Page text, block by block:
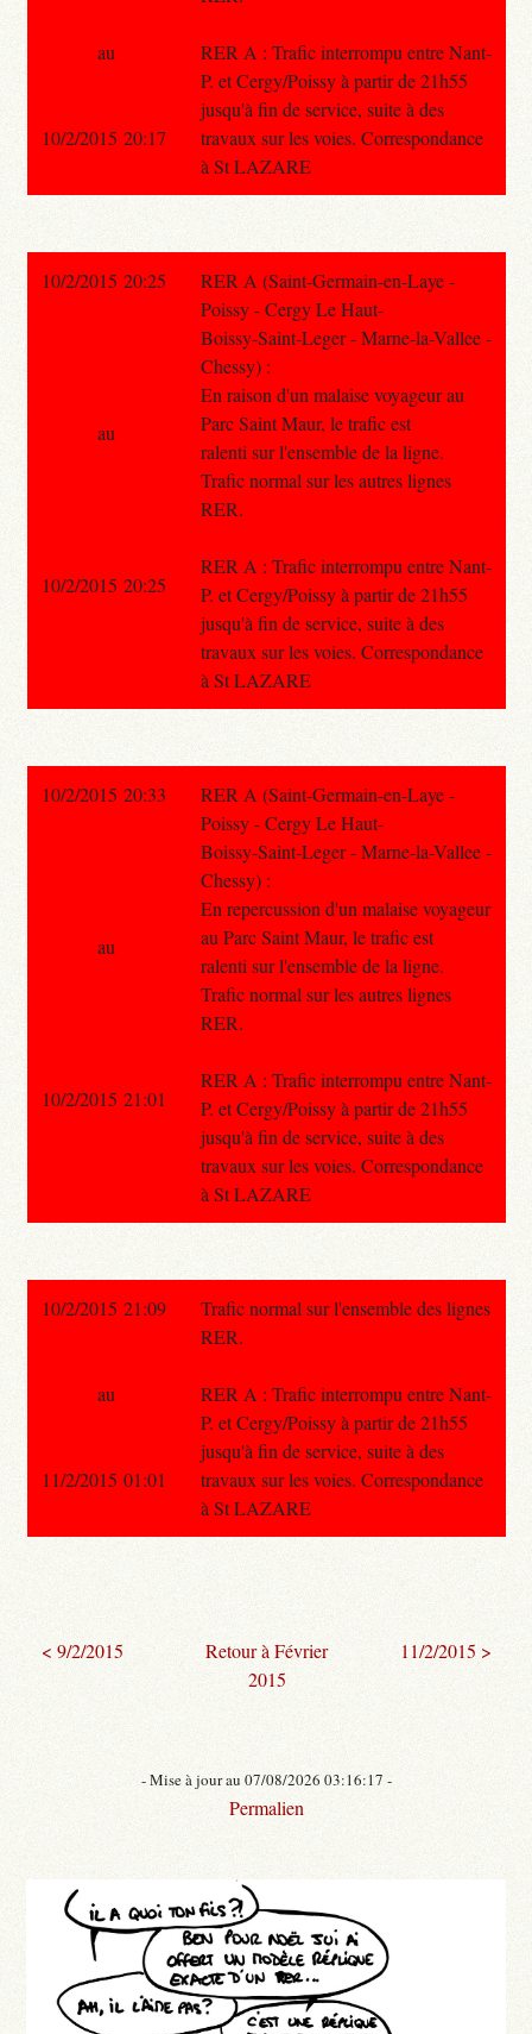
RER A : Trafic interrompu entre Nant-
P. et Cergy/Poissy à partir de 21h55
jusqu'à fin de service, suite à des
travaux sur les voies. Correspondance
à St LAZARE
au
10/2/2015 20:17
10/2/2015 20:25
RER A (Saint-Germain-en-Laye -
Poissy - Cergy Le Haut-
Boissy-Saint-Leger - Marne-la-Vallee -
Chessy) :
En raison d'un malaise voyageur au
Parc Saint Maur, le trafic est
ralenti sur l'ensemble de la ligne.
Trafic normal sur les autres lignes
RER.
RER A : Trafic interrompu entre Nant-
P. et Cergy/Poissy à partir de 21h55
jusqu'à fin de service, suite à des
travaux sur les voies. Correspondance
à St LAZARE
au
10/2/2015 20:25
10/2/2015 20:33
RER A (Saint-Germain-en-Laye -
Poissy - Cergy Le Haut-
Boissy-Saint-Leger - Marne-la-Vallee -
Chessy) :
En repercussion d'un malaise voyageur
au Parc Saint Maur, le trafic est
ralenti sur l'ensemble de la ligne.
Trafic normal sur les autres lignes
RER.
RER A : Trafic interrompu entre Nant-
P. et Cergy/Poissy à partir de 21h55
jusqu'à fin de service, suite à des
travaux sur les voies. Correspondance
à St LAZARE
au
10/2/2015 21:01
10/2/2015 21:09
Trafic normal sur l'ensemble des lignes
RER.
RER A : Trafic interrompu entre Nant-
P. et Cergy/Poissy à partir de 21h55
jusqu'à fin de service, suite à des
travaux sur les voies. Correspondance
à St LAZARE
au
11/2/2015 01:01
< 9/2/2015
Retour à Février
2015
11/2/2015 >
- Mise à jour au 07/08/2026 03:16:17 -
Permalien